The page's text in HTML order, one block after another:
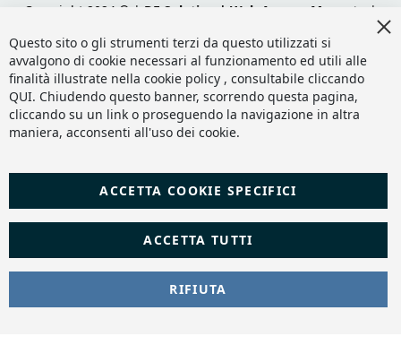
Copyright 2024 © | DF Solution | Web Agency Magento
|
Questo sito o gli strumenti terzi da questo utilizzati si
avvalgono di cookie necessari al funzionamento ed utili alle
finalità illustrate nella cookie policy , consultabile cliccando
QUI. Chiudendo questo banner, scorrendo questa pagina,
cliccando su un link o proseguendo la navigazione in altra
maniera, acconsenti all'uso dei cookie.
ACCETTA TUTTI
ACCETTA COOKIE SPECIFICI
RIFIUTA